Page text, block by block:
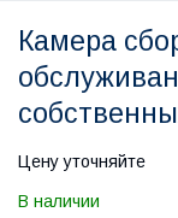
Камера
Цену уточняйте
В наличии